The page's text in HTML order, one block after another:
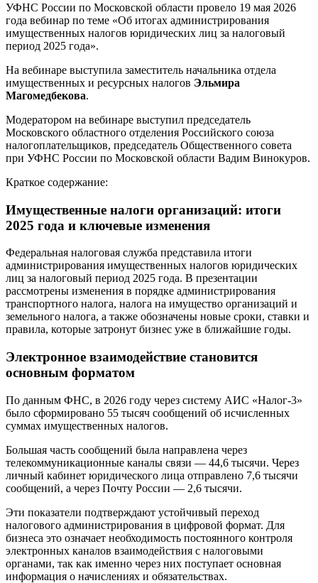
УФНС России по Московской области провело 19 мая 2026
года вебинар по теме «Об итогах администрирования
имущественных налогов юридических лиц за налоговый
период 2025 года».
На вебинаре выступила заместитель начальника отдела
имущественных и ресурсных налогов Эльмира
Магомедбекова.
Модератором на вебинаре выступил председатель
Московского областного отделения Российского союза
налогоплательщиков, председатель Общественного совета
при УФНС России по Московской области Вадим Винокуров.
Краткое содержание:
Имущественные налоги организаций: итоги
2025 года и ключевые изменения
Федеральная налоговая служба представила итоги
администрирования имущественных налогов юридических
лиц за налоговый период 2025 года. В презентации
рассмотрены изменения в порядке администрирования
транспортного налога, налога на имущество организаций и
земельного налога, а также обозначены новые сроки, ставки и
правила, которые затронут бизнес уже в ближайшие годы.
Электронное взаимодействие становится
основным форматом
По данным ФНС, в 2026 году через систему АИС «Налог-3»
было сформировано 55 тысяч сообщений об исчисленных
суммах имущественных налогов.
Большая часть сообщений была направлена через
телекоммуникационные каналы связи — 44,6 тысячи. Через
личный кабинет юридического лица отправлено 7,6 тысячи
сообщений, а через Почту России — 2,6 тысячи.
Эти показатели подтверждают устойчивый переход
налогового администрирования в цифровой формат. Для
бизнеса это означает необходимость постоянного контроля
электронных каналов взаимодействия с налоговыми
органами, так как именно через них поступает основная
информация о начислениях и обязательствах.